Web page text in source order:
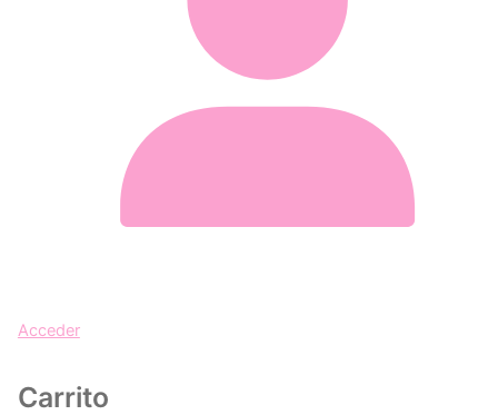
Acceder
Carrito